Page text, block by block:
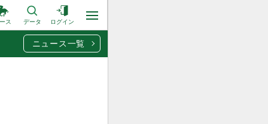
ス データ ログイン
ニュース一覧